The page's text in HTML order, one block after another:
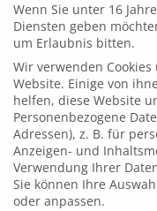
Wenn Sie unter 16
Diensten geben
um Erlaubnis bitten.
Wir verwenden
Website. Einige von
helfen, diese Website
Personenbezogene
Adressen), z. B. für
Anzeigen- und
Verwendung Ihrer
Sie können Ihre
oder anpassen.